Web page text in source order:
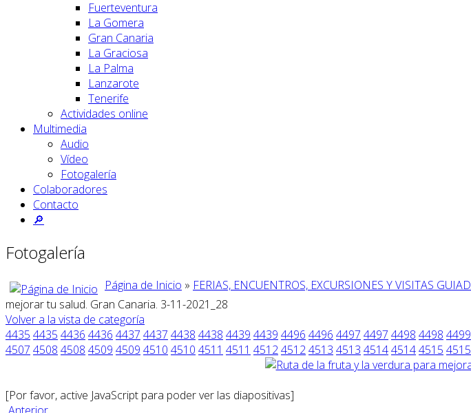
Fuerteventura
La Gomera
Gran Canaria
La Graciosa
La Palma
Lanzarote
Tenerife
Actividades online
Multimedia
Audio
Vídeo
Fotogalería
Colaboradores
Contacto
🔎
Fotogalería
Página de Inicio » FERIAS, ENCUENTROS, EXCURSIONES Y VISITAS
mejorar tu salud. Gran Canaria. 3-11-2021_28
Volver a la vista de categoría
4435 4435 4436 4436 4437 4437 4438 4438 4439 4439 4496 4496 4497 4497 4498 4498 4499
4507 4508 4508 4509 4509 4510 4510 4511 4511 451245124513 4513 451445144515 4515
[Por favor, active JavaScript para poder ver las diapositivas]